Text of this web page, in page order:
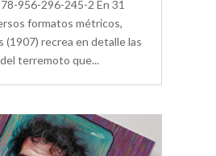
956-296-245-2 En 31
formatos métricos,
(1907) recrea en detalle las
terremoto que...